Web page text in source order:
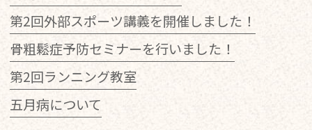
第2回外部スポーツ講義を開催しました！
骨粗鬆症予防セミナーを行いました！
第2回ランニング教室
五月病について